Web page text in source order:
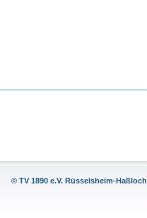
© TV 1890 e.V. Rüsselsheim-Haßloch